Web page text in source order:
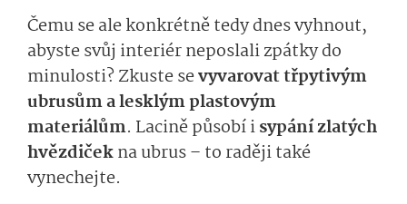
Čemu se ale konkrétně tedy dnes vyhnout,
abyste svůj interiér neposlali zpátky do
minulosti? Zkuste sevyvarovat třpytivým
ubrusům a lesklým plastovým
materiálům. Lacině působí isypání zlatých
hvězdičekna ubrus – to raději také
vynechejte.